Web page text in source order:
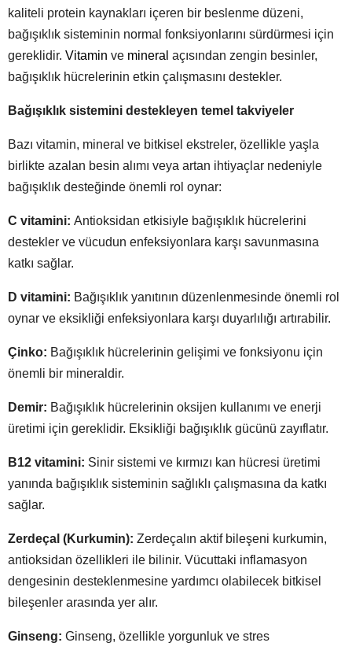
kaliteli protein kaynakları içeren bir beslenme düzeni,
bağışıklık sisteminin normal fonksiyonlarını sürdürmesi için
gereklidir. Vitamin ve mineral açısından zengin besinler,
bağışıklık hücrelerinin etkin çalışmasını destekler.
Bağışıklık sistemini destekleyen temel takviyeler
Bazı vitamin, mineral ve bitkisel ekstreler, özellikle yaşla
birlikte azalan besin alımı veya artan ihtiyaçlar nedeniyle
bağışıklık desteğinde önemli rol oynar:
C vitamini: Antioksidan etkisiyle bağışıklık hücrelerini
destekler ve vücudun enfeksiyonlara karşı savunmasına
katkı sağlar.
D vitamini: Bağışıklık yanıtının düzenlenmesinde önemli rol
oynar ve eksikliği enfeksiyonlara karşı duyarlılığı artırabilir.
Çinko: Bağışıklık hücrelerinin gelişimi ve fonksiyonu için
önemli bir mineraldir.
Demir: Bağışıklık hücrelerinin oksijen kullanımı ve enerji
üretimi için gereklidir. Eksikliği bağışıklık gücünü zayıflatır.
B12 vitamini: Sinir sistemi ve kırmızı kan hücresi üretimi
yanında bağışıklık sisteminin sağlıklı çalışmasına da katkı
sağlar.
Zerdeçal (Kurkumin): Zerdeçalın aktif bileşeni kurkumin,
antioksidan özellikleri ile bilinir. Vücuttaki inflamasyon
dengesinin desteklenmesine yardımcı olabilecek bitkisel
bileşenler arasında yer alır.
Ginseng: Ginseng, özellikle yorgunluk ve stres